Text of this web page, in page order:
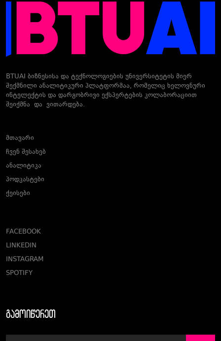
BTUAI ბიზნესისა და ტექნოლოგიების უნივერსიტეტის მიერ
შექმნილი ანალიტიკური პლატფორმაა, რომელიც ხელოვნური
ინტელექტის და დარგობრივი ექსპერტების კოლაბორაციით
შეიქმნა და ვითარდება.
მთავარი
ჩვენ შესახებ
ანალიტიკა
პოდკასტები
ქეისები
FACEBOOK
LINKEDIN
INSTAGRAM
SPOTIFY
გამოიწერეთ